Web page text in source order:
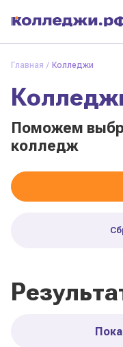
Главная Колледжи
Поможем
колледж